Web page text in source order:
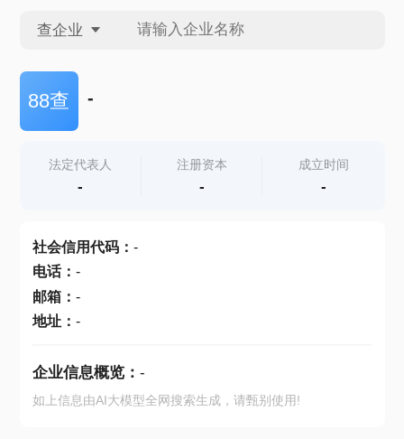
查企业
查企业
查产地
88查 -
法定代表人
-
注册资本
-
成立时间
-
社会信用代码： -
电话： -
邮箱： -
地址： -
企业信息概览： -
如上信息由AI大模型全网搜索生成，请甄别使用!